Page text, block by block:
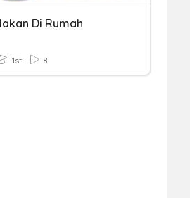
Di Rumah
1st 8